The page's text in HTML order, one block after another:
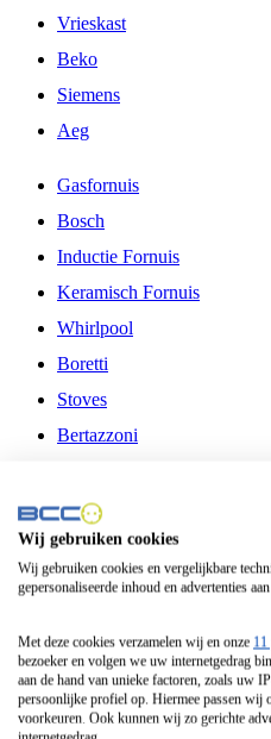
Vrieskast
Beko
Siemens
Aeg
Gasfornuis
Bosch
Inductie Fornuis
Keramisch Fornuis
Whirlpool
Boretti
Stoves
Bertazzoni
Fitelli
Airfryer
Frituurpan
Contactgrill
Broodbakmachine
Broodrooster
Wij gebruiken cookies
Wij gebruiken cookies en vergelijkbare
gepersonaliseerde inhoud en advertenties
Met deze cookies verzamelen wij en onze 11
bezoeker en volgen we uw internetgedrag
aan de hand van unieke factoren, zoals uw
persoonlijke profiel op. Hiermee passen wij
voorkeuren. Ook kunnen wij zo gerichte